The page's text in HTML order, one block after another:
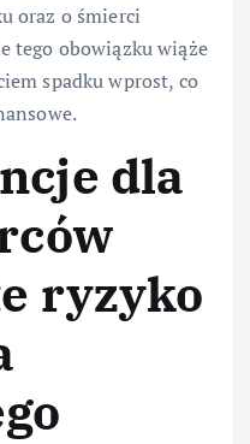
oraz o śmierci
tego obowiązku wiąże
spadku wprost, co
dla
ryzyko